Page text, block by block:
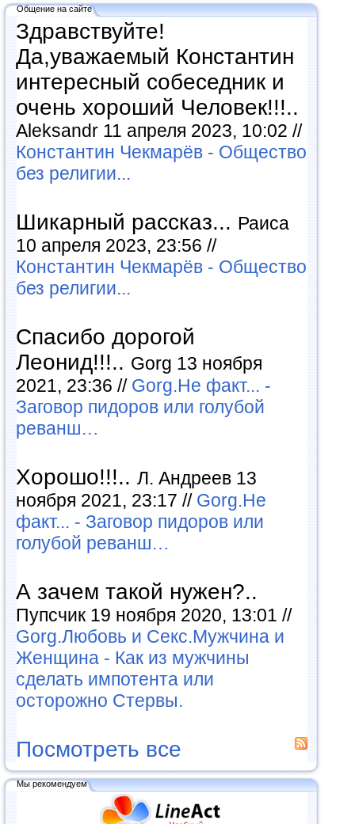
Общение на сайте
Здравствуйте!
Да,уважаемый Константин
интересный собеседник и
очень хороший Человек!!!..
Aleksandr 11 апреля 2023, 10:02 //
Константин Чекмарёв - Общество
без религии...
Шикарный рассказ... Раиса
10 апреля 2023, 23:56 //
Константин Чекмарёв - Общество
без религии...
Спасибо дорогой
Леонид!!!.. Gorg 13 ноября
2021, 23:36 // Gorg.Не факт... -
Заговор пидоров или голубой
реванш…
Хорошо!!!.. Л. Андреев 13
ноября 2021, 23:17 // Gorg.Не
факт... - Заговор пидоров или
голубой реванш…
А зачем такой нужен?..
Пупсчик 19 ноября 2020, 13:01 //
Gorg.Любовь и Секс.Мужчина и
Женщина - Как из мужчины
сделать импотента или
осторожно Стервы.
Посмотреть все
Мы рекомендуем